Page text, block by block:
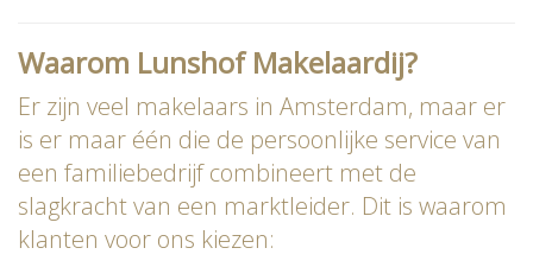
Waarom Lunshof Makelaardij?
Er zijn veel makelaars in Amsterdam, maar er
is er maar één die de persoonlijke service van
een familiebedrijf combineert met de
slagkracht van een marktleider. Dit is waarom
klanten voor ons kiezen: